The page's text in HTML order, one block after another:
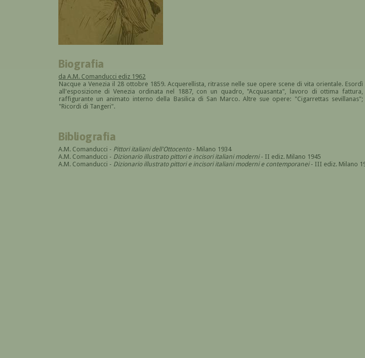
Biografia
da A.M. Comanducci ediz 1962
Nacque a Venezia il 28 ottobre 1859. Acquerellista, ritrasse nelle sue opere scene di vita orientale. Esordì
all'esposizione di Venezia ordinata nel 1887, con un quadro, "Acquasanta", lavoro di ottima fattura,
raffigurante un animato interno della Basilica di San Marco. Altre sue opere: "Cigarrettas sevillanas";
"Ricordi di Tangeri".
Bibliografia
A.M. Comanducci - Pittori italiani dell'Ottocento- Milano 1934
A.M. Comanducci - Dizionario illustrato pittori e incisori italiani moderni- II ediz. Milano 1945
A.M. Comanducci - Dizionario illustrato pittori e incisori italiani moderni e contemporanei- III ediz. Milano